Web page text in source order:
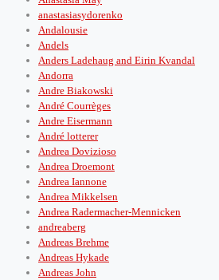
anastasiasydorenko
Andalousie
Andels
Anders Ladehaug and Eirin Kvandal
Andorra
Andre Biakowski
André Courrèges
Andre Eisermann
André lotterer
Andrea Dovizioso
Andrea Droemont
Andrea Iannone
Andrea Mikkelsen
Andrea Radermacher-Mennicken
andreaberg
Andreas Brehme
Andreas Hykade
Andreas John